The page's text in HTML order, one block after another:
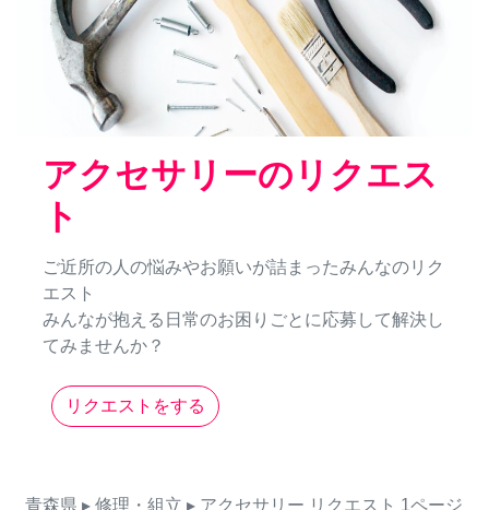
アクセサリーのリクエス
ト
ご近所の人の悩みやお願いが詰まったみんなのリク
エスト
みんなが抱える日常のお困りごとに応募して解決し
てみませんか？
リクエストをする
青森県 ▸ 修理・組立 ▸ アクセサリー リクエスト 1ページ